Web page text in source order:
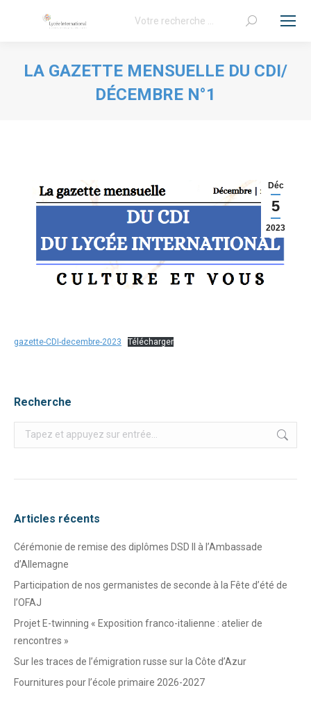
Recherche
LA GAZETTE MENSUELLE DU CDI/
DÉCEMBRE N°1
Déc
5
2023
gazette-CDI-decembre-2023 Télécharger
Recherche
Recherche
:
Articles récents
Cérémonie de remise des diplômes DSD II à l’Ambassade
d’Allemagne
Participation de nos germanistes de seconde à la Fête d’été de
l’OFAJ
Projet E-twinning « Exposition franco-italienne : atelier de
rencontres »
Sur les traces de l’émigration russe sur la Côte d’Azur
Fournitures pour l’école primaire 2026-2027